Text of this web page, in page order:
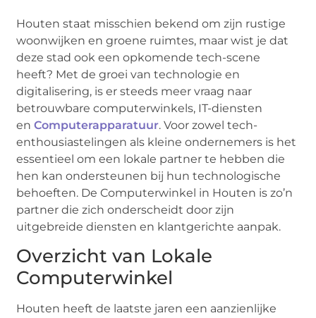
Houten staat misschien bekend om zijn rustige
woonwijken en groene ruimtes, maar wist je dat
deze stad ook een opkomende tech-scene
heeft? Met de groei van technologie en
digitalisering, is er steeds meer vraag naar
betrouwbare computerwinkels, IT-diensten
enComputerapparatuur. Voor zowel tech-
enthousiastelingen als kleine ondernemers is het
essentieel om een lokale partner te hebben die
hen kan ondersteunen bij hun technologische
behoeften. De Computerwinkel in Houten is zo’n
partner die zich onderscheidt door zijn
uitgebreide diensten en klantgerichte aanpak.
Overzicht van Lokale
Computerwinkel
Houten heeft de laatste jaren een aanzienlijke